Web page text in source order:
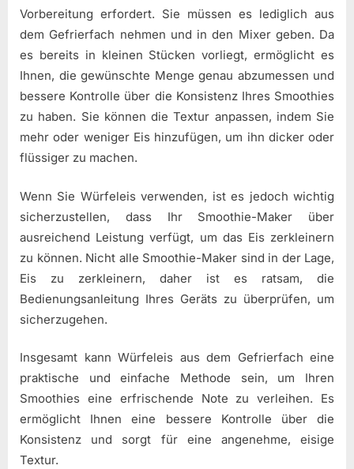
Vorbereitung erfordert. Sie müssen es lediglich aus
dem Gefrierfach nehmen und in den Mixer geben. Da
es bereits in kleinen Stücken vorliegt, ermöglicht es
Ihnen, die gewünschte Menge genau abzumessen und
bessere Kontrolle über die Konsistenz Ihres Smoothies
zu haben. Sie können die Textur anpassen, indem Sie
mehr oder weniger Eis hinzufügen, um ihn dicker oder
flüssiger zu machen.
Wenn Sie Würfeleis verwenden, ist es jedoch wichtig
sicherzustellen, dass Ihr Smoothie-Maker über
ausreichend Leistung verfügt, um das Eis zerkleinern
zu können. Nicht alle Smoothie-Maker sind in der Lage,
Eis zu zerkleinern, daher ist es ratsam, die
Bedienungsanleitung Ihres Geräts zu überprüfen, um
sicherzugehen.
Insgesamt kann Würfeleis aus dem Gefrierfach eine
praktische und einfache Methode sein, um Ihren
Smoothies eine erfrischende Note zu verleihen. Es
ermöglicht Ihnen eine bessere Kontrolle über die
Konsistenz und sorgt für eine angenehme, eisige
Textur.